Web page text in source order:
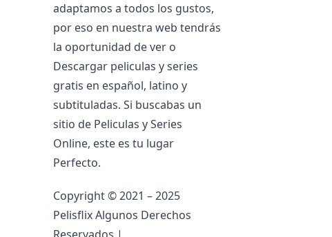
adaptamos a todos los gustos,
por eso en nuestra web tendrás
la oportunidad de ver o
Descargar peliculas y series
gratis en español, latino y
subtituladas. Si buscabas un
sitio de Peliculas y Series
Online, este es tu lugar
Perfecto.
Copyright © 2021 – 2025
Pelisflix Algunos Derechos